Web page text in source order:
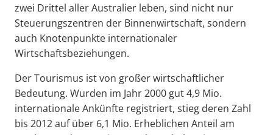
zwei Drittel aller Australier leben, sind nicht nur
Steuerungszentren der Binnenwirtschaft, sondern
auch Knotenpunkte internationaler
Wirtschaftsbeziehungen.
Der Tourismus ist von großer wirtschaftlicher
Bedeutung. Wurden im Jahr 2000 gut 4,9 Mio.
internationale Ankünfte registriert, stieg deren Zahl
bis 2012 auf über 6,1 Mio. Erheblichen Anteil am